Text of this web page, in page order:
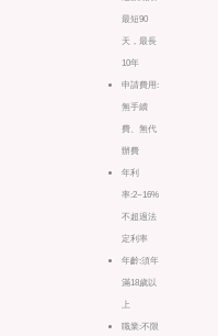
最短90
天，最長
10年
申請費用:
無手續
費、無代
辦費
年利
率:2~16%
不超過法
定利率
年齡:須年
滿18歲以
上
職業:不限